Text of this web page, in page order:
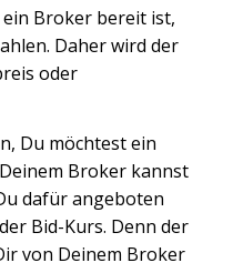
Broker bereit ist,
Daher wird der
oder
Du möchtest ein
Broker kannst
dafür angeboten
Bid-Kurs. Denn der
von Deinem Broker